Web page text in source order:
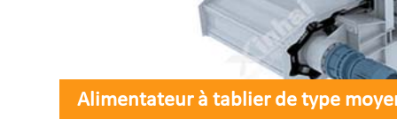
Alimentateur à tablier de type